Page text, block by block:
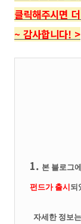
클릭해주시면
~ 감사합니다! >
1. 본 블로그
펀드가 출시 되
자세한 정보는